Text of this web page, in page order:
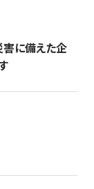
害に備えた企